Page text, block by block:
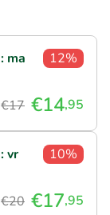
ma
12%
€17 €14,95
vr
10%
€20 €17,95